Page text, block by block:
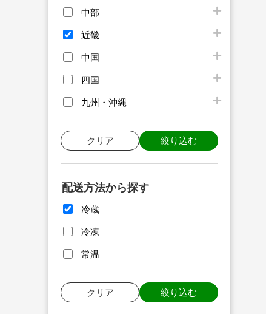
中部
近畿
中国
四国
九州・沖縄
クリア 絞り込む
配送方法から探す
冷蔵
冷凍
常温
クリア 絞り込む